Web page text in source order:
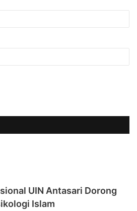
UIN Antasari Dorong
Islam